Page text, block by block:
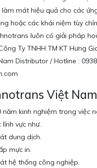
mát hiệu quả cho các
hoặc các khái niệm tùy
luôn có giải pháp
Ty TNHH TM KT Hưng
Distributor / Hotline :
Việt Nam
năm kinh nghiệm trong việc
vực như.
dung dịch.
mực in.
hệ thống công nghiệp.